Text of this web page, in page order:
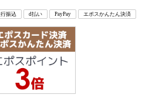
振込 d払い PayPay エポスかんたん決済